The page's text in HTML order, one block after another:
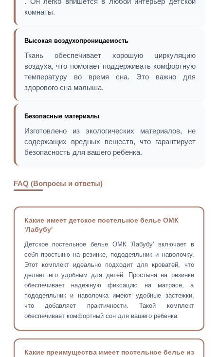
комнаты.
Высокая воздухопроницаемость
Ткань обеспечивает хорошую циркуляцию
воздуха, что помогает поддерживать комфортную
температуру во время сна. Это важно для
здорового сна малыша.
Безопасные материалы
Изготовлено из экологических материалов, не
содержащих вредных веществ, что гарантирует
безопасность для вашего ребенка.
FAQ (Вопросы и ответы)
Какие имеет детское постельное белье ОМК
'Лабубу'
Детское постельное белье ОМК 'Лабубу' включает в
себя простыню на резинке, пододеяльник и наволочку.
Этот комплект идеально подходит для кроватей, что
делает его удобным для детей. Простыня на резинке
обеспечивает надежную фиксацию на матрасе, а
пододеяльник и наволочка имеют удобные застежки,
что добавляет практичности. Такой комплект
обеспечивает комфортный сон для вашего ребенка.
Какие преимущества имеет постельное белье из